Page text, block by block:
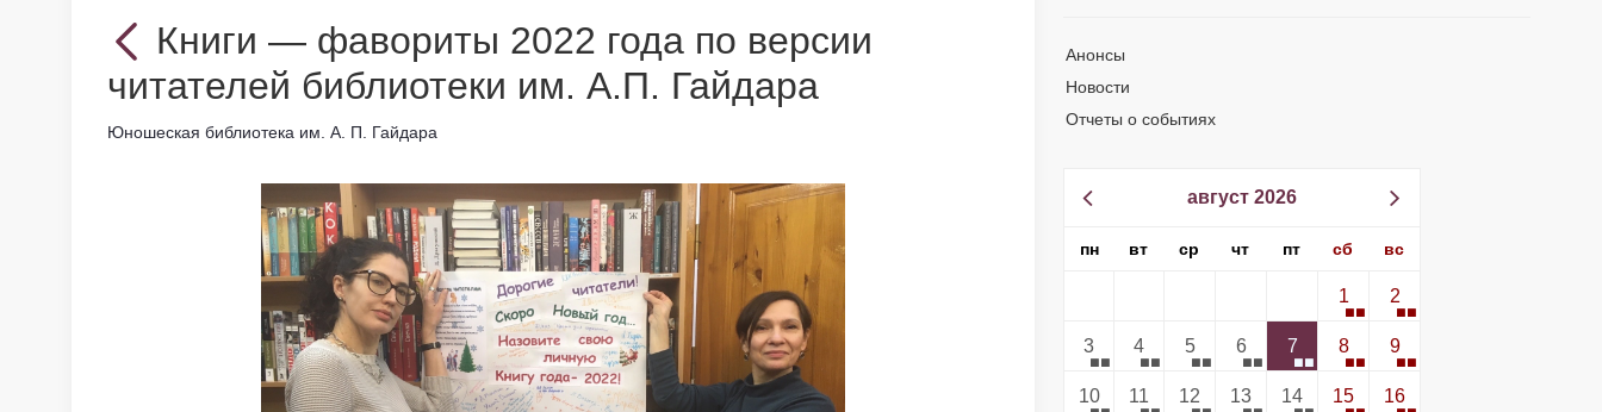
Книги — фавориты 2022 года по версии
читателей библиотеки им. А.П. Гайдара
Юношеская библиотека им. А. П. Гайдара
Анонсы
Новости
Отчеты о событиях
август 2026
пн вт ср чт пт сб вс
1 2
3 4 5 6 7 8 9
10 11 12 13 14 15 16